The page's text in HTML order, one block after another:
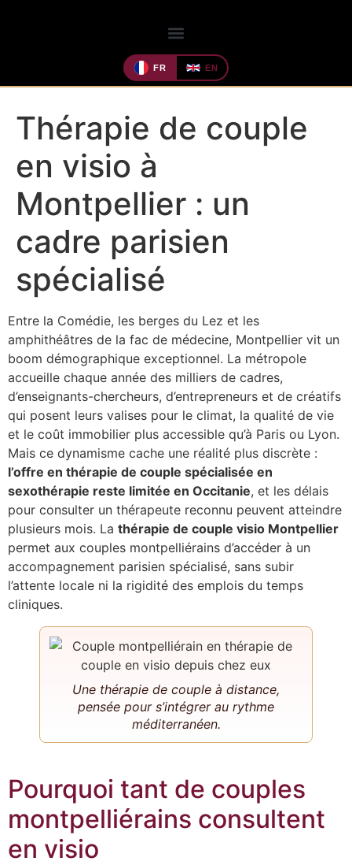
FR EN
Thérapie de couple
en visio à
Montpellier : un
cadre parisien
spécialisé
Entre la Comédie, les berges du Lez et les
amphithéâtres de la fac de médecine, Montpellier vit un
boom démographique exceptionnel. La métropole
accueille chaque année des milliers de cadres,
d’enseignants-chercheurs, d’entrepreneurs et de créatifs
qui posent leurs valises pour le climat, la qualité de vie
et le coût immobilier plus accessible qu’à Paris ou Lyon.
Mais ce dynamisme cache une réalité plus discrète :
l’offre en thérapie de couple spécialisée en
sexothérapie reste limitée en Occitanie, et les délais
pour consulter un thérapeute reconnu peuvent atteindre
plusieurs mois. La thérapie de couple visio Montpellier
permet aux couples montpelliérains d’accéder à un
accompagnement parisien spécialisé, sans subir
l’attente locale ni la rigidité des emplois du temps
cliniques.
Une thérapie de couple à distance,
pensée pour s’intégrer au rythme
méditerranéen.
Pourquoi tant de couples
montpelliérains consultent
en visio